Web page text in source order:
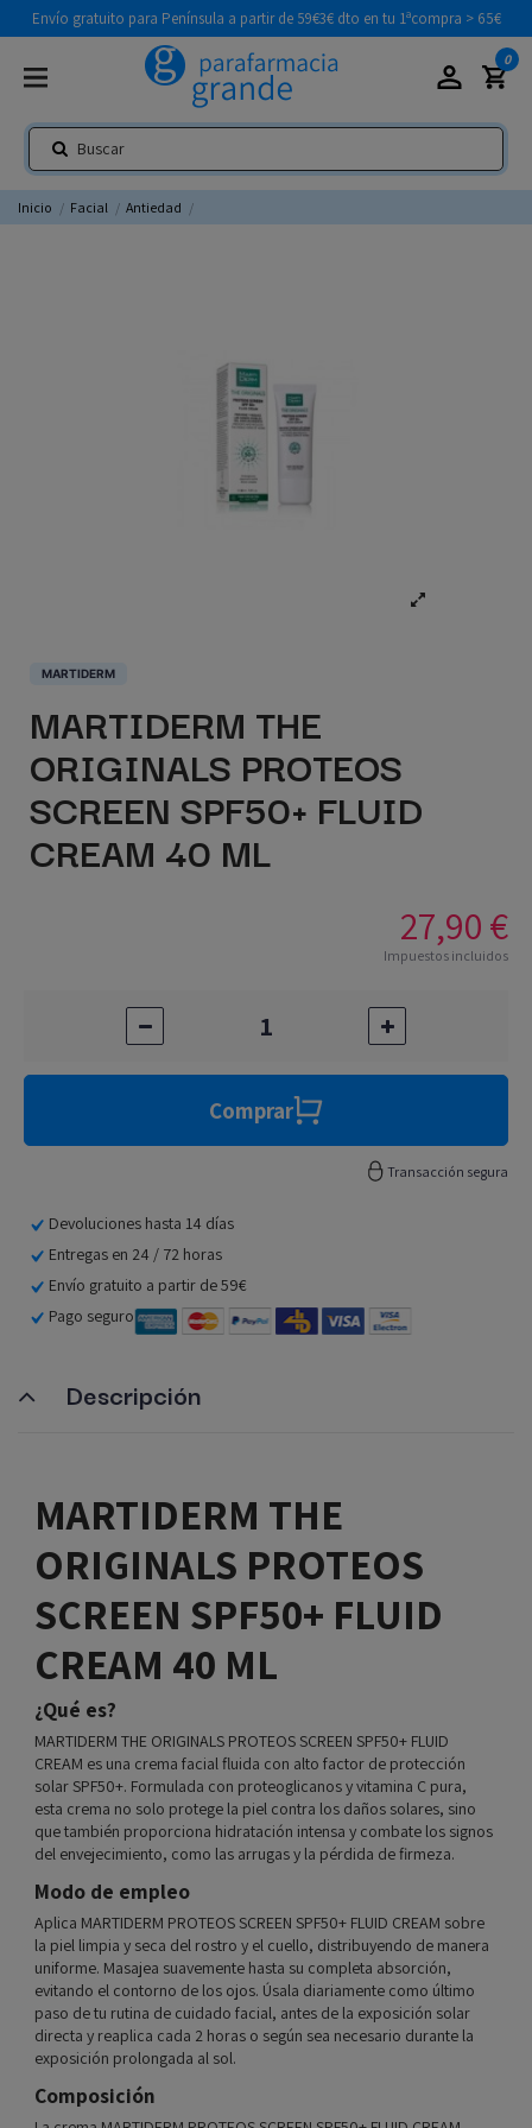
Envío gratuito para Península a partir de 59€3€ dto en tu 1ªcompra > 65€
0
Inicio Facial Antiedad
MARTIDERM
MARTIDERM THE
ORIGINALS PROTEOS
SCREEN SPF50+ FLUID
CREAM 40 ML
27,90 €
Impuestos incluidos
Comprar
Transacción segura
Devoluciones hasta 14 días
Entregas en 24 / 72 horas
Envío gratuito a partir de 59€
Pago seguro
Descripción
MARTIDERM THE
ORIGINALS PROTEOS
SCREEN SPF50+ FLUID
CREAM 40 ML
¿Qué es?
MARTIDERM THE ORIGINALS PROTEOS SCREEN SPF50+ FLUID
CREAM es una crema facial fluida con alto factor de protección
solar SPF50+. Formulada con proteoglicanos y vitamina C pura,
esta crema no solo protege la piel contra los daños solares, sino
que también proporciona hidratación intensa y combate los signos
del envejecimiento, como las arrugas y la pérdida de firmeza.
Modo de empleo
Aplica MARTIDERM PROTEOS SCREEN SPF50+ FLUID CREAM sobre
la piel limpia y seca del rostro y el cuello, distribuyendo de manera
uniforme. Masajea suavemente hasta su completa absorción,
evitando el contorno de los ojos. Úsala diariamente como último
paso de tu rutina de cuidado facial, antes de la exposición solar
directa y reaplica cada 2 horas o según sea necesario durante la
exposición prolongada al sol.
Composición